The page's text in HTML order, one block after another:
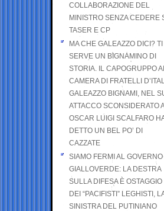
COLLABORAZIONE DEL
MINISTRO SENZA CEDERE
TASER E CP
MA CHE GALEAZZO DICI? TI
SERVE UN BIGNAMINO DI
STORIA. IL CAPOGRUPPO
CAMERA DI FRATELLI
GALEAZZO BIGNAMI, NEL
ATTACCO SCONSIDERATO A
OSCAR LUIGI SCALFARO
DETTO UN BEL PO’ DI
CAZZATE
SIAMO FERMI AL GOVERNO
GIALLOVERDE: LA DESTRA
SULLA DIFESA È OSTAGGIO
DEI “PACIFISTI” LEGHISTI,
SINISTRA DEL PUTINIANO